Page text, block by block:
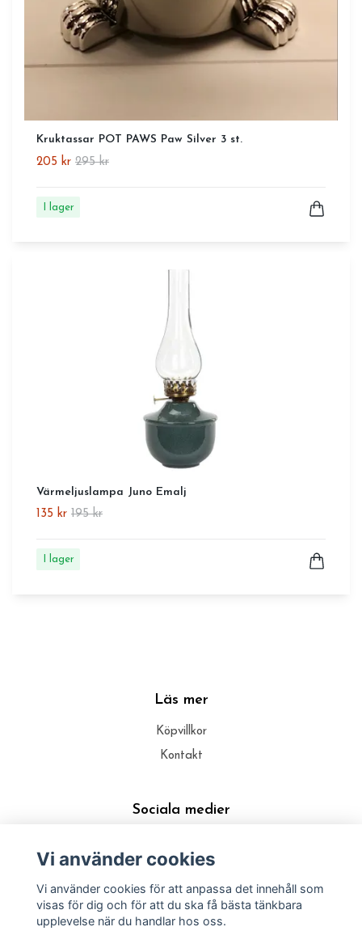
Kruktassar POT PAWS Paw Silver 3 st.
205 kr 295 kr
I lager
Värmeljuslampa Juno Emalj
135 kr 195 kr
I lager
Läs mer
Köpvillkor
Kontakt
Sociala medier
Vi använder cookies
Vi använder cookies för att anpassa det innehåll som
visas för dig och för att du ska få bästa tänkbara
upplevelse när du handlar hos oss.